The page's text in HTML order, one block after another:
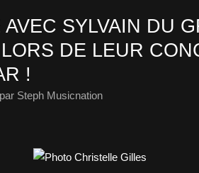
SYLVAIN DU
DE LEUR
!
par Steph Musicnation